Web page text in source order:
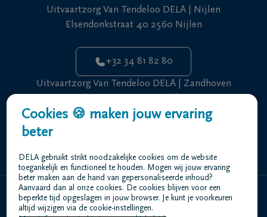
Uitvaartzorg Van Tendeloo DELA | Nijlen
Elsendonkstraat 40 2560 Nijlen
+32 34 81 82 80
Uitvaartzorg Van Tendeloo DELA | Zandhoven
Home
Cookies 🍪 maken jouw ervaring
beter
DELA gebruikt strikt noodzakelijke cookies om de website
toegankelijk en functioneel te houden. Mogen wij jouw ervaring
beter maken aan de hand van gepersonaliseerde inhoud?
Aanvaard dan al onze cookies. De cookies blijven voor een
beperkte tijd opgeslagen in jouw browser. Je kunt je voorkeuren
altijd wijzigen via de cookie-instellingen.